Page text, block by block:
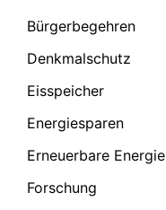
Bürgerbegehren
Denkmalschutz
Eisspeicher
Energiesparen
Erneuerbare Energie
Forschung